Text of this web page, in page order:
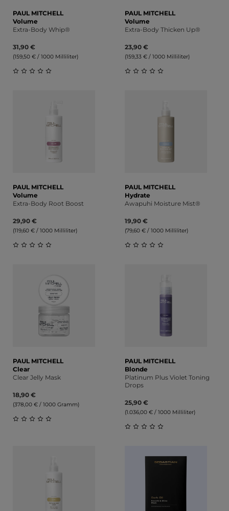
PAUL MITCHELL
Volume
Extra-Body Whip®
31,90 €
(159,50 € / 1000 Milliliter)
PAUL MITCHELL
Volume
Extra-Body Thicken Up®
23,90 €
(159,33 € / 1000 Milliliter)
PAUL MITCHELL
Volume
Extra-Body Root Boost
29,90 €
(119,60 € / 1000 Milliliter)
PAUL MITCHELL
Hydrate
Awapuhi Moisture Mist®
19,90 €
(79,60 € / 1000 Milliliter)
PAUL MITCHELL
Clear
Clear Jelly Mask
18,90 €
(378,00 € / 1000 Gramm)
PAUL MITCHELL
Blonde
Platinum Plus Violet Toning
Drops
25,90 €
(1.036,00 € / 1000 Milliliter)